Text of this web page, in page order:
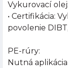
Vykurovací
• Certifikácia:
povolenie
PE-rúry:
Nutná